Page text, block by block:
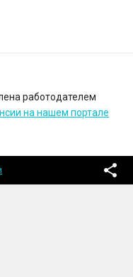
работодателем
на нашем портале